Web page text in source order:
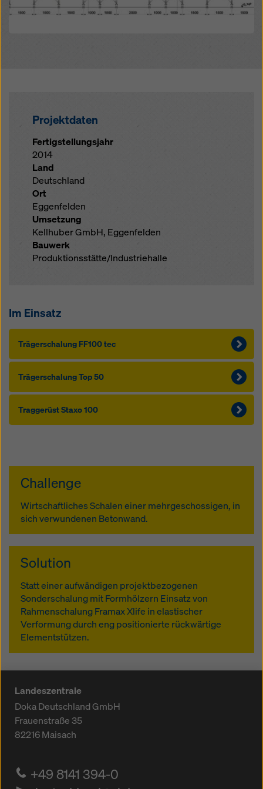
Projektdaten
Fertigstellungsjahr
2014
Land
Deutschland
Ort
Eggenfelden
Umsetzung
Kellhuber GmbH, Eggenfelden
Bauwerk
Produktionsstätte/Industriehalle
Im Einsatz
Träger­schalung FF100 tec
Träger­schalung Top 50
Traggerüst Sta­xo 100
Challenge
Wirtschaftliches Schalen einer mehrgeschossigen, in
sich verwundenen Betonwand.
Solution
Statt einer aufwändigen projektbezogenen
Sonderschalung mit Formhölzern Einsatz von
Rahmenschalung Framax Xlife in elastischer
Verformung durch eng positionierte rückwärtige
Elementstützen.
Landeszentrale
Doka Deutschland GmbH
Frauenstraße 35
82216Maisach
+49 8141 394-0